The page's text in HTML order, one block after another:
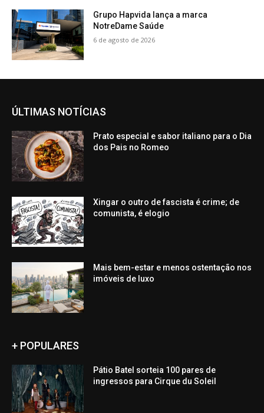
Grupo Hapvida lança a marca
NotreDame Saúde
6 de agosto de 2026
ÚLTIMAS NOTÍCIAS
Prato especial e sabor italiano para o Dia
dos Pais no Romeo
Xingar o outro de fascista é crime; de
comunista, é elogio
Mais bem-estar e menos ostentação nos
imóveis de luxo
+ POPULARES
Pátio Batel sorteia 100 pares de
ingressos para Cirque du Soleil